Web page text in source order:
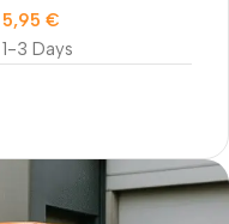
1-3 Days
5,95 €